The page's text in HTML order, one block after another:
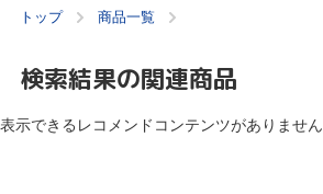
トップ 商品一覧
検索結果の関連商品
表示できるレコメンドコンテンツがありません